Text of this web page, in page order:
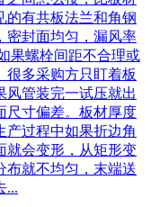
的有共板法兰和角钢
密封面均匀，漏风率
果螺栓间距不合理或
很多采购方只盯着板
风管装完一试压就出
尺寸偏差。板材厚度
产过程中如果折边角
就会变形，从矩形变
布就不均匀，末端送
...